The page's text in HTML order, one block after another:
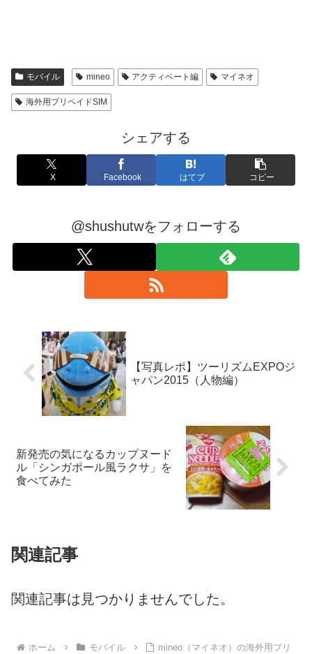
モバイル mineo アクティベート編 マイネオ
海外用プリペイドSIM
シェアする
X Facebook はてブ コピー
@shushutwをフォローする
【写真レポ】ツーリズムEXPOジ
ャパン2015（人物編）
新発売の気になるカップヌード
ル「シンガポール風ラクサ」を
食べてみた
関連記事
関連記事は見つかりませんでした。
ホーム モバイル
mineo（マイネオ）の海外用プリ